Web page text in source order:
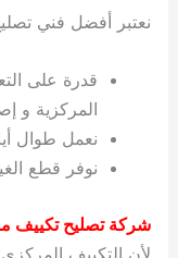
نعتبر أفضل فني
قدرة على
المركزية و
نعمل طوال
نوفر قطع
شركة تصليح تكييف
لأن التكييف